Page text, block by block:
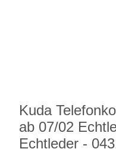
Kuda
ab 07/02
Echtleder -